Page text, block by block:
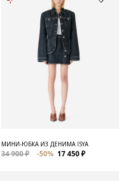
МИНИ-ЮБКА ИЗ ДЕНИМА ISYA
34 900 ₽ -50% 17 450 ₽